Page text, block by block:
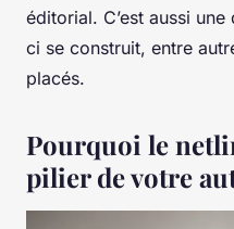
éditorial. C’est aussi
ci se construit, entre
placés.
Pourquoi le
pilier de votre